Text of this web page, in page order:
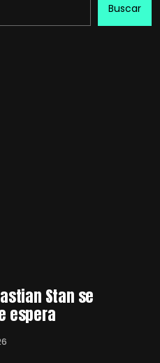
Buscar
Stan se
espera